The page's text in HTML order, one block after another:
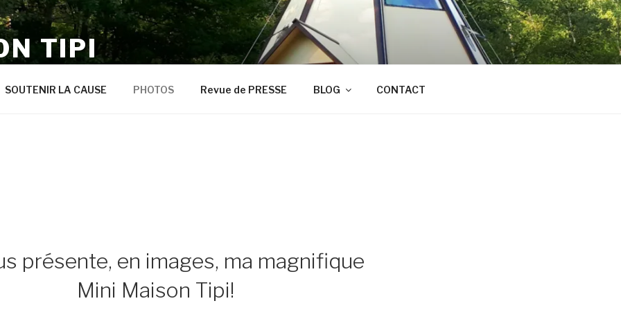
TIPI
SOUTENIR LA CAUSE PHOTOS Revue de PRESSE BLOG CONTACT
présente, en images, ma magnifique
Mini Maison Tipi!